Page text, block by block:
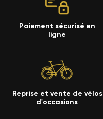
Paiement sécurisé en
ligne
Reprise et vente de vélos
d'occasions